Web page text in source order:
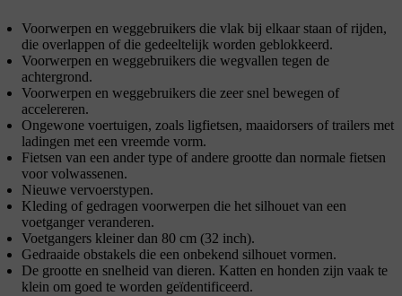
Voorwerpen en weggebruikers die vlak bij elkaar staan of rijden,
die overlappen of die gedeeltelijk worden geblokkeerd.
Voorwerpen en weggebruikers die wegvallen tegen de
achtergrond.
Voorwerpen en weggebruikers die zeer snel bewegen of
accelereren.
Ongewone voertuigen, zoals ligfietsen, maaidorsers of trailers met
ladingen met een vreemde vorm.
Fietsen van een ander type of andere grootte dan normale fietsen
voor volwassenen.
Nieuwe vervoerstypen.
Kleding of gedragen voorwerpen die het silhouet van een
voetganger veranderen.
Voetgangers kleiner dan 80 cm (32 inch).
Gedraaide obstakels die een onbekend silhouet vormen.
De grootte en snelheid van dieren. Katten en honden zijn vaak te
klein om goed te worden geïdentificeerd.